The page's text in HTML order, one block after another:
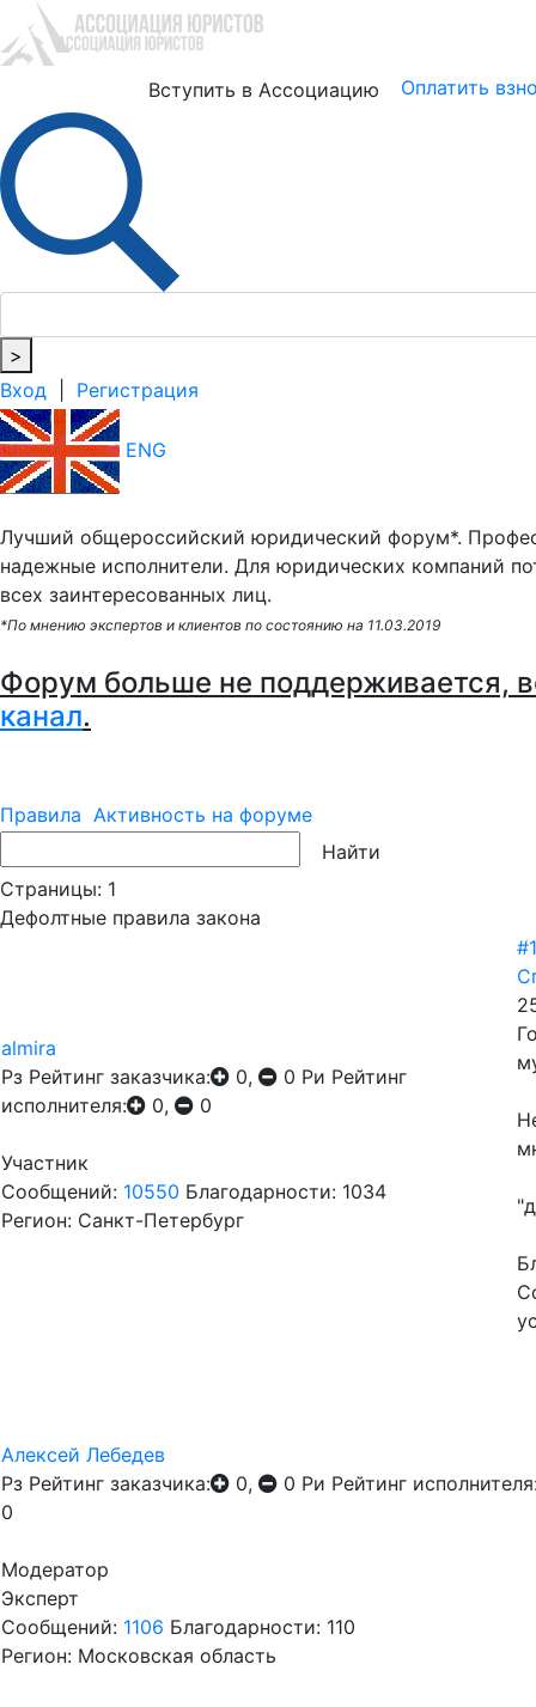
Вступить в Ассоциацию Оплатить
>
Вход
Регистрация
ENG
Лучший общероссийский юридический форум*.
надежные исполнители. Для юридических компаний
всех заинтересованных лиц.
*По мнению экспертов и клиентов по состоянию на 11.03.2019
Форум больше не поддерживается,
канал.
Правила Активность на форуме
Страницы: 1
Дефолтные правила закона
almira
Рз Рейтинг заказчика: 0, 0 Ри Рейтинг
исполнителя:
0, 0
Участник
Сообщений: 10550 Благодарности: 1034
Регион: Санкт-Петербург
#1
Алексей Лебедев
Рз Рейтинг заказчика: 0, 0 Ри Рейтинг
0
Модератор
Эксперт
Сообщений: 1106 Благодарности: 110
Регион: Московская область